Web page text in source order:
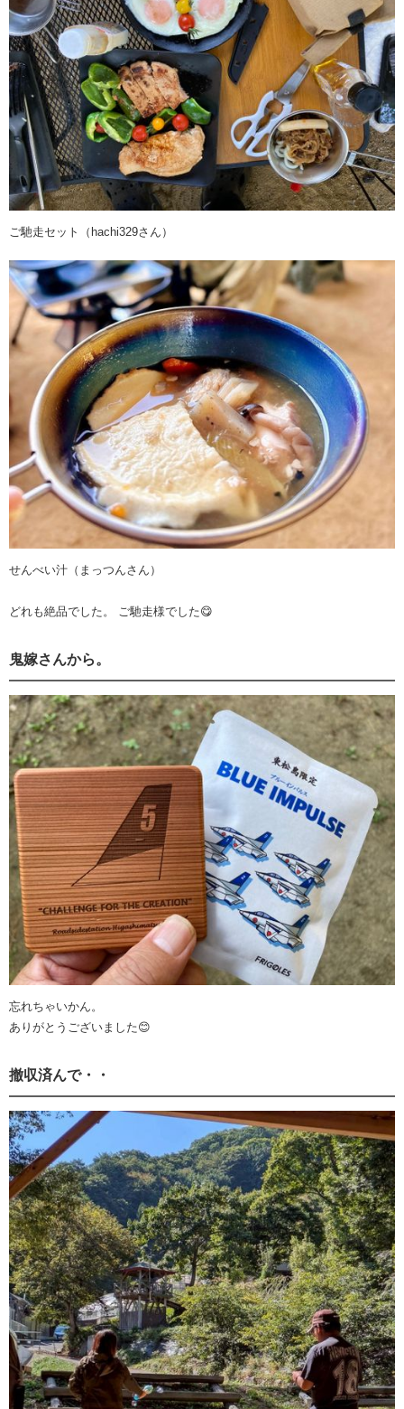
ご馳走セット（hachi329さん）
せんべい汁（まっつんさん）
どれも絶品でした。 ご馳走様でした😋
鬼嫁さんから。
忘れちゃいかん。
ありがとうございました😊
撤収済んで・・